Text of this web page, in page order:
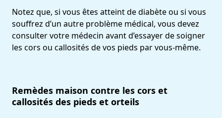
Notez que, si vous êtes atteint de diabète ou si vous
souffrez d’un autre problème médical, vous devez
consulter votre médecin avant d’essayer de soigner
les cors ou callosités de vos pieds par vous-même.
Remèdes maison contre les cors et
callosités des pieds et orteils